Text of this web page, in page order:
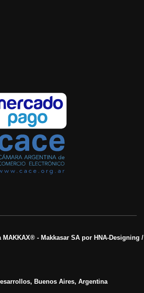
- Makkasar SA por HNA-Designing /
Buenos Aires, Argentina